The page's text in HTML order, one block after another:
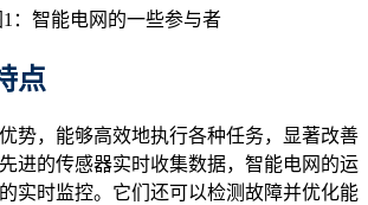
1：智能电网的一些参与者
点
势，能够高效地执行各种任务，显著改善
进的传感器实时收集数据，智能电网的运
实时监控。它们还可以检测故障并优化能